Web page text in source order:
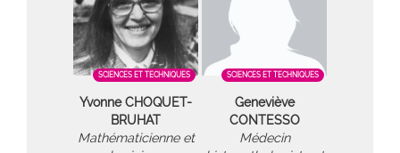
SCIENCES ET TECHNIQUES
Yvonne CHOQUET-
BRUHAT
Mathématicienne et
SCIENCES ET TECHNIQUES
Geneviève
CONTESSO
Médecin